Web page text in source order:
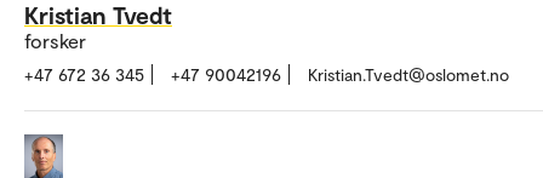
Kristian Tvedt
forsker
+47 672 36 345 +47 90042196 Kristian.Tvedt@oslomet.no